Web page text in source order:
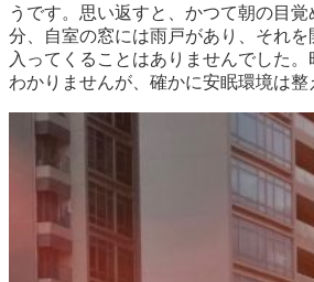
うです。思い返すと、かつて朝の目
分、自室の窓には雨戸があり、それ
入ってくることはありませんでした
わかりませんが、確かに安眠環境は整